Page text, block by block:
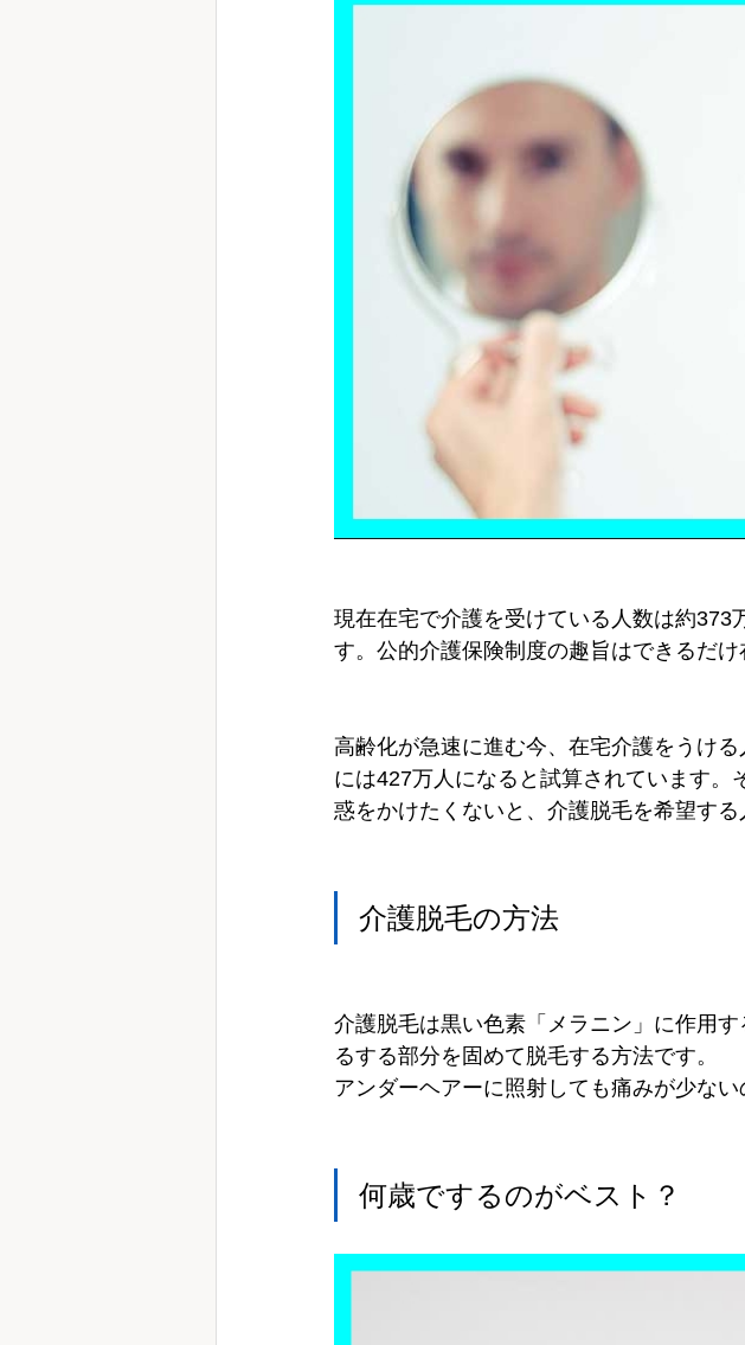
現在在宅で介護を受けている人数は約373
す。公的介護保険制度の趣旨はできるだ
高齢化が急速に進む今、在宅介護をうけ
には427万人になると試算されています
惑をかけたくないと、介護脱毛を希望する
介護脱毛の方法
介護脱毛は黒い色素「メラニン」に作用
るする部分を固めて脱毛する方法です。
アンダーヘアーに照射しても痛みが少ない
何歳でするのがベスト？